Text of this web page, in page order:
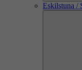
Eskilstuna /